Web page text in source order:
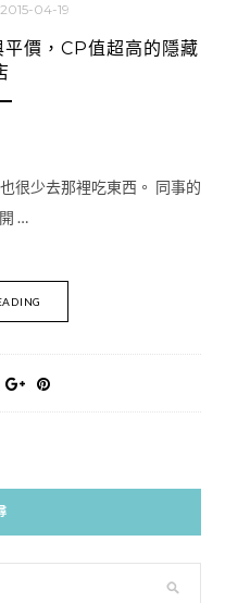
2015-04-19
價，CP值超高的隱藏
很少去那裡吃東西。 同事的
…